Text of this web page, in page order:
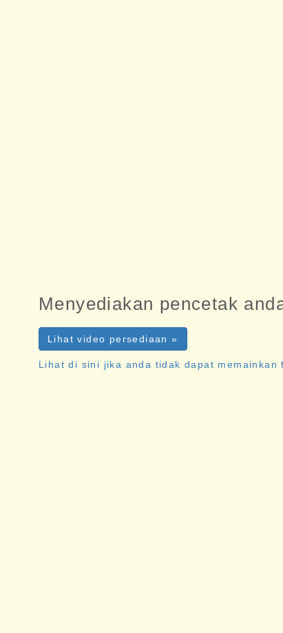
Menyediakan pencetak
Lihat video persediaan »
Lihat di sini jika anda tidak dapat memainkan